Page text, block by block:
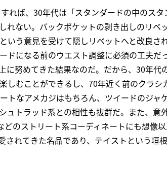
れば、30年代は「スタンダードの中のスタ
れない。バックポケットの剥き出しのリベ
いう意見を受けて隠しリベットへと改良さ
ドになる前のウエスト調整に必須の工夫だ
に努めてきた結果なのだ。だから、30年代
しむことができるし、70年近く前のクラシ
トなアメカジはもちろん、ツイードのジャ
ュトラッド系との相性も抜群だ。また、意
のストリート系コーディネートにも想像
されてきた名品であり、テイストという垣